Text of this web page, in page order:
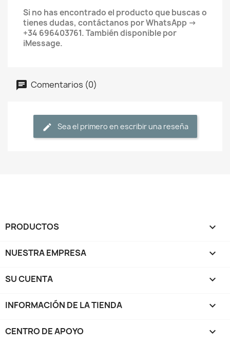
Si no has encontrado el producto que buscas o
tienes dudas, contáctanos por WhatsApp →
+34 696403761. También disponible por
iMessage.
Comentarios (0)
Sea el primero en escribir una reseña
PRODUCTOS 
NUESTRA EMPRESA 
SU CUENTA 
INFORMACIÓN DE LA TIENDA keyboard_arrow_down
CENTRO DE APOYO 